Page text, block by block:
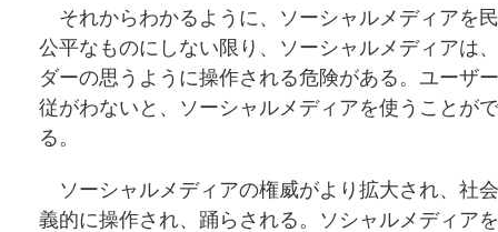
それからわかるように、ソーシャルメディアを
公平なものにしない限り、ソーシャルメディアは
ダーの思うように操作される危険がある。ユーザ
従がわないと、ソーシャルメディアを使うことが
る。
ソーシャルメディアの権威がより拡大され、社
義的に操作され、踊らされる。ソシャルメディア